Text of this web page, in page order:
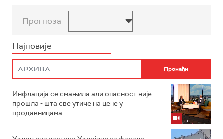
Прогноза
Најновије
Инфлација се смањила али опасност није
прошла - шта све утиче на цене у
продавницама